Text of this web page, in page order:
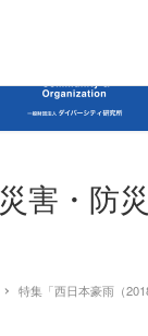
災害・防災
特集「西日本豪雨（